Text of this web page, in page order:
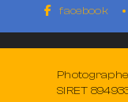
facebook
SIRET